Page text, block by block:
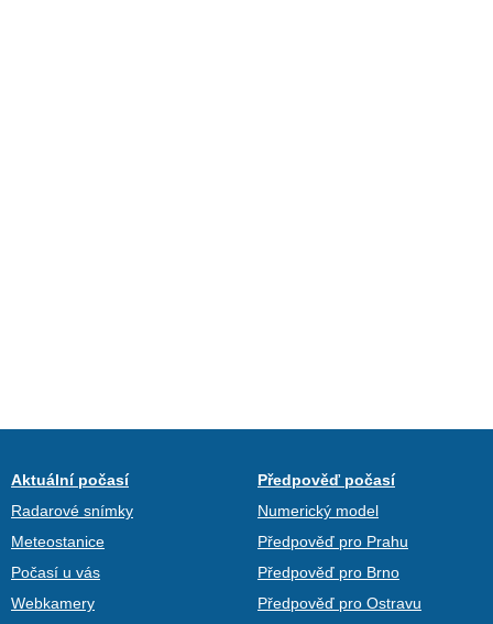
Aktuální počasí
Radarové snímky
Meteostanice
Počasí u vás
Webkamery
Předpověď počasí
Numerický model
Předpověď pro Prahu
Předpověď pro Brno
Předpověď pro Ostravu